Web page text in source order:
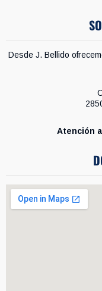
Desde J. Bellido
Atención